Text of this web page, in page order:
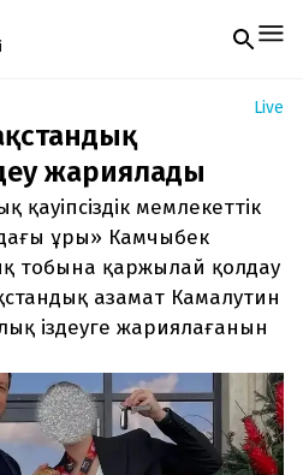
ай сайын электронды
Жаңа нөмір
жіберіледі. Тек email
жібереміз.
Live
жариялады
мемлекеттік
ұры» Камчыбек
тобына қаржылай қолдау
азамат Камалутин
іздеуге жариялағанын